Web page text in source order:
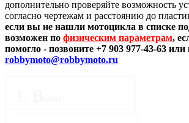
дополнительно проверяйте возможность
согласно чертежам и расстоянию до
если вы не нашли мотоцикла в списке
возможен по физическим параметрам,
помогло - позвоните +7 903 977-43-63
robbymoto@robbymoto.ru